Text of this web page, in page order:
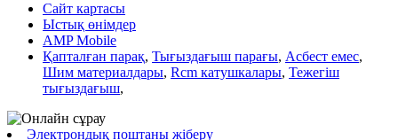
Сайт картасы
Ыстық өнімдер
AMP Mobile
Қапталған парақ, Тығыздағыш парағы, Асбест емес,
Шим материалдары, Rcm катушкалары, Тежегіш
тығыздағыш,
Электрондық поштаны жіберу